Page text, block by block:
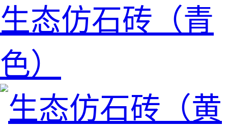
生态仿石砖（青
色）